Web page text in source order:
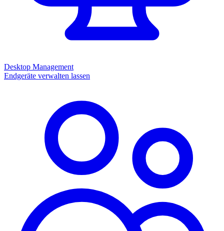
Desktop Management
Endgeräte verwalten lassen